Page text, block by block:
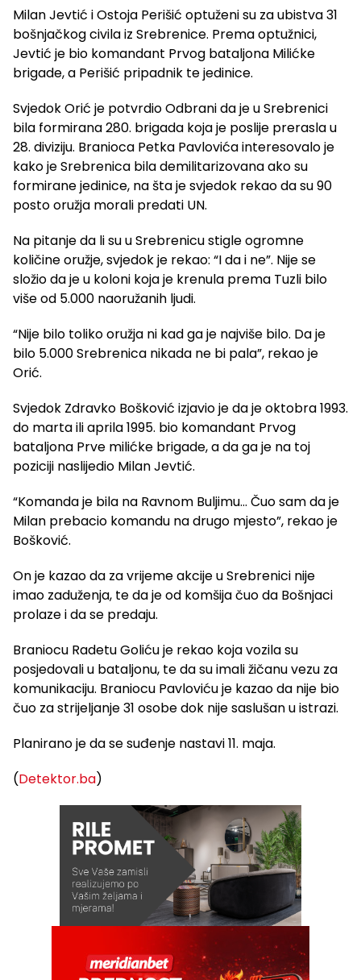
Milan Jevtić i Ostoja Perišić optuženi su za ubistva 31
bošnjačkog civila iz Srebrenice. Prema optužnici,
Jevtić je bio komandant Prvog bataljona Milićke
brigade, a Perišić pripadnik te jedinice.
Svjedok Orić je potvrdio Odbrani da je u Srebrenici
bila formirana 280. brigada koja je poslije prerasla u
28. diviziju. Branioca Petka Pavlovića interesovalo je
kako je Srebrenica bila demilitarizovana ako su
formirane jedinice, na šta je svjedok rekao da su 90
posto oružja morali predati UN.
Na pitanje da li su u Srebrenicu stigle ogromne
količine oružje, svjedok je rekao: “I da i ne”. Nije se
složio da je u koloni koja je krenula prema Tuzli bilo
više od 5.000 naoružanih ljudi.
“Nije bilo toliko oružja ni kad ga je najviše bilo. Da je
bilo 5.000 Srebrenica nikada ne bi pala”, rekao je
Orić.
Svjedok Zdravko Bošković izjavio je da je oktobra 1993.
do marta ili aprila 1995. bio komandant Prvog
bataljona Prve milićke brigade, a da ga je na toj
poziciji naslijedio Milan Jevtić.
“Komanda je bila na Ravnom Buljimu… Čuo sam da je
Milan prebacio komandu na drugo mjesto”, rekao je
Bošković.
On je kazao da za vrijeme akcije u Srebrenici nije
imao zaduženja, te da je od komšija čuo da Bošnjaci
prolaze i da se predaju.
Braniocu Radetu Goliću je rekao koja vozila su
posjedovali u bataljonu, te da su imali žičanu vezu za
komunikaciju. Braniocu Pavloviću je kazao da nije bio
čuo za strijeljanje 31 osobe dok nije saslušan u istrazi.
Planirano je da se suđenje nastavi 11. maja.
(Detektor.ba)